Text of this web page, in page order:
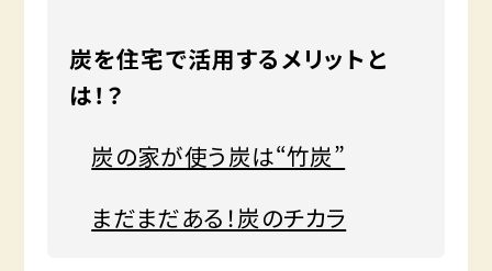
炭を住宅で活用するメリットと
は！？
炭の家が使う炭は“竹炭”
まだまだある！炭のチカラ